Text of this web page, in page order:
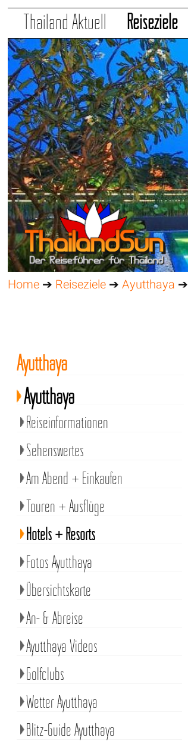
Thailand Aktuell Reiseziele
Home ➔ Reiseziele ➔Ayutthaya ➔
Ayutthaya
Ayutthaya
Reiseinformationen
Sehenswertes
Am Abend + Einkaufen
Touren + Ausflüge
Hotels + Resorts
Fotos Ayutthaya
Übersichtskarte
An- & Abreise
Ayutthaya Videos
Golfclubs
Wetter Ayutthaya
Blitz-Guide Ayutthaya